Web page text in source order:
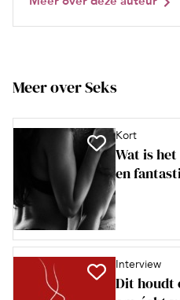
Meer over Seks
Kort
Wat is
en
Interview
Dit houdt